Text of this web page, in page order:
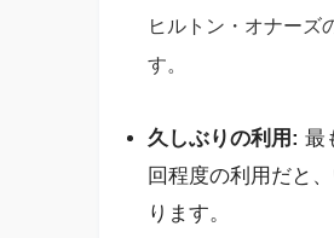
ヒルトン・オナーズ
す。
久しぶりの利用: 最
回程度の利用だと
ります。